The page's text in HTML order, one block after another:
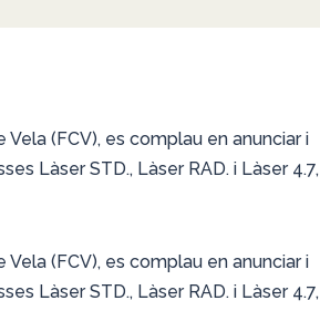
(FCV), es complau en anunciar i
Làser STD., Làser RAD. i Làser 4.7,
(FCV), es complau en anunciar i
Làser STD., Làser RAD. i Làser 4.7,